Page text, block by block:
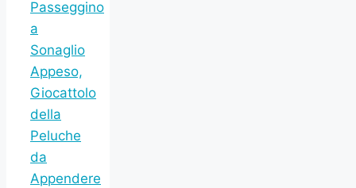
Passeggino
a
Sonaglio
Appeso,
Giocattolo
della
Peluche
da
Appendere